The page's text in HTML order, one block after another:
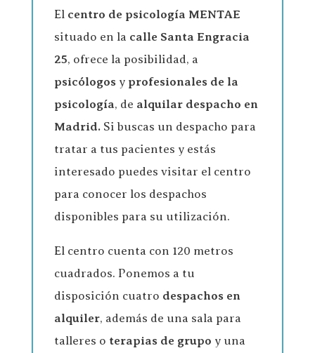
El centro de psicología MENTAE
situado en la calle Santa Engracia
25, ofrece la posibilidad, a
psicólogosy profesionales de la
psicología, de alquilar despacho en
Madrid.Si buscas un despacho para
tratar a tus pacientes y estás
interesado puedes visitar el centro
para conocer los despachos
disponibles para su utilización.
El centro cuenta con 120 metros
cuadrados. Ponemos a tu
disposición cuatro despachos en
alquiler, además de una sala para
talleres o terapias de grupo y una